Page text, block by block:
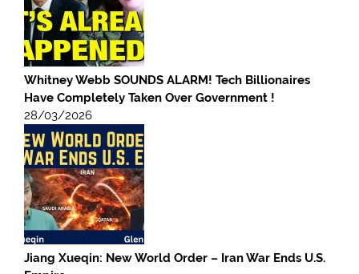
Whitney Webb SOUNDS ALARM! Tech Billionaires
Have Completely Taken Over Government !
28/03/2026
Jiang Xueqin: New World Order – Iran War Ends U.S.